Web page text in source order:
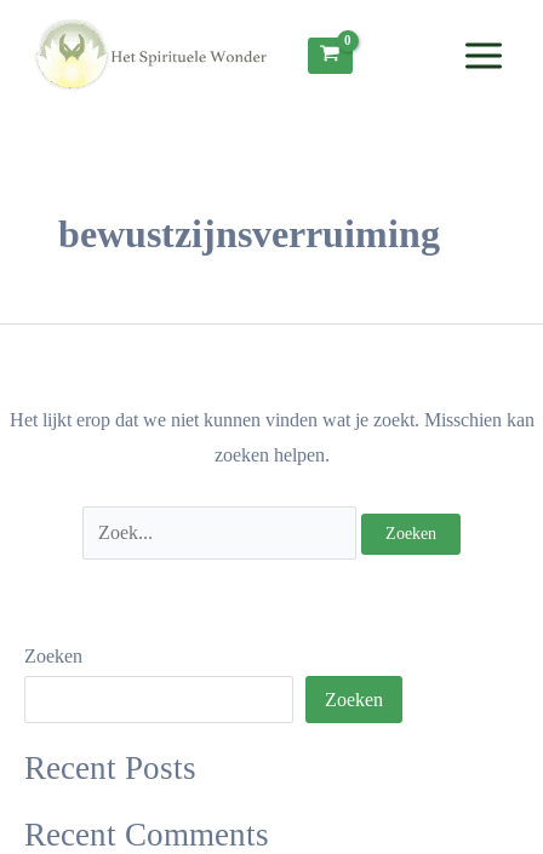
Menu
bewustzijnsverruiming
Het lijkt erop dat we niet kunnen vinden wat je zoekt. Misschien kan
zoeken helpen.
naar:
Zoeken
Zoeken
Recent Posts
Recent Comments